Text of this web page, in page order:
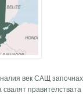
век САЩ
свалят